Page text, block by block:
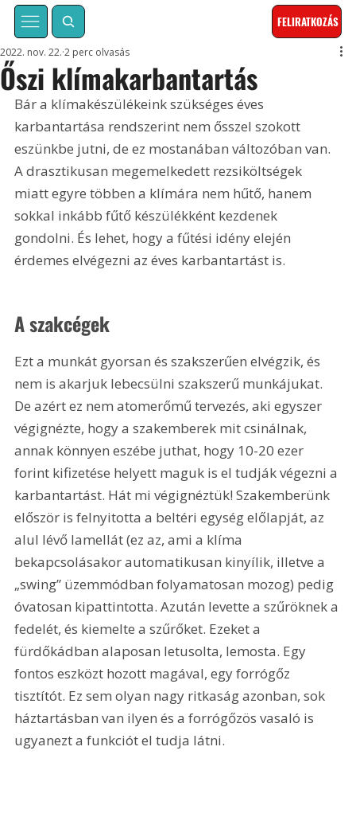
FELIRATKOZÁS
Őszi klímakarbantartás
2022. nov. 22. 2 perc olvasás
Bár a klímakészülékeink szükséges éves
karbantartása rendszerint nem ősszel szokott
eszünkbe jutni, de ez mostanában változóban van.
A drasztikusan megemelkedett rezsiköltségek
miatt egyre többen a klímára nem hűtő, hanem
sokkal inkább fűtő készülékként kezdenek
gondolni. És lehet, hogy a fűtési idény elején
érdemes elvégezni az éves karbantartást is.
A szakcégek
Ezt a munkát gyorsan és szakszerűen elvégzik, és
nem is akarjuk lebecsülni szakszerű munkájukat.
De azért ez nem atomerőmű tervezés, aki egyszer
végignézte, hogy a szakemberek mit csinálnak,
annak könnyen eszébe juthat, hogy 10-20 ezer
forint kifizetése helyett maguk is el tudják végezni a
karbantartást. Hát mi végignéztük! Szakemberünk
először is felnyitotta a beltéri egység előlapját, az
alul lévő lamellát (ez az, ami a klíma
bekapcsolásakor automatikusan kinyílik, illetve a
„swing” üzemmódban folyamatosan mozog) pedig
óvatosan kipattintotta. Azután levette a szűröknek a
fedelét, és kiemelte a szűrőket. Ezeket a
fürdőkádban alaposan letusolta, lemosta. Egy
fontos eszközt hozott magával, egy forrógőz
tisztítót. Ez sem olyan nagy ritkaság azonban, sok
háztartásban van ilyen és a forrógőzös vasaló is
ugyanezt a funkciót el tudja látni.